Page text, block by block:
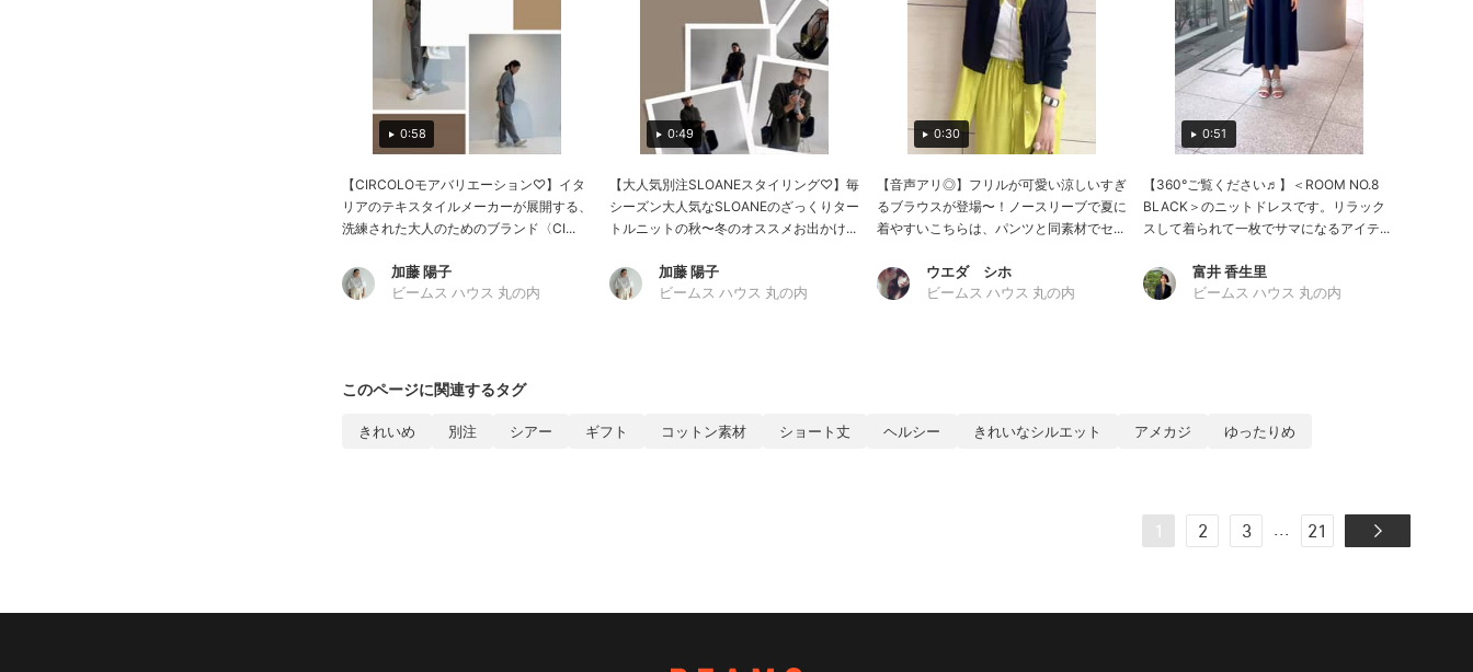
0:58
【CIRCOLOモアバリエーション♡】イタ
リアのテキスタイルメーカーが展開する、
洗練された大人のためのブランド〈CI...
加藤 陽子
ビームス ハウス 丸の内
0:49
【大人気別注SLOANEスタイリング♡】毎
シーズン大人気なSLOANEのざっくりター
トルニットの秋〜冬のオススメお出かけ...
加藤 陽子
ビームス ハウス 丸の内
0:30
【音声アリ◎】フリルが可愛い涼しいすぎ
るブラウスが登場〜！ノースリーブで夏に
着やすいこちらは、パンツと同素材でセ...
ウエダ シホ
ビームス ハウス 丸の内
0:51
【360°ご覧ください♬】＜ROOM NO.8
BLACK＞のニットドレスです。リラック
スして着られて一枚でサマになるアイテ...
富井 香生里
ビームス ハウス 丸の内
このページに関連するタグ
きれいめ 別注 シアー ギフト コットン素材 ショート丈 ヘルシー きれいなシルエット アメカジ ゆったりめ
1 2 3 ... 21